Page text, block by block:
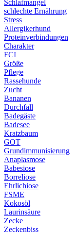
Schlafmangel
schlechte Ernährung
Stress
Allergikerhund
Proteinverbindungen
Charakter
FCI
Größe
Pflege
Rassehunde
Zucht
Bananen
Durchfall
Badegäste
Badesee
Kratzbaum
GOT
Grundimmunisierung
Anaplasmose
Babesiose
Borreliose
Ehrlichiose
FSME
Kokosöl
Laurinsäure
Zecke
Zeckenbiss